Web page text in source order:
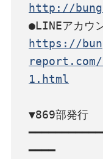
http://
https://
1.html
▼869部発行
━━━━